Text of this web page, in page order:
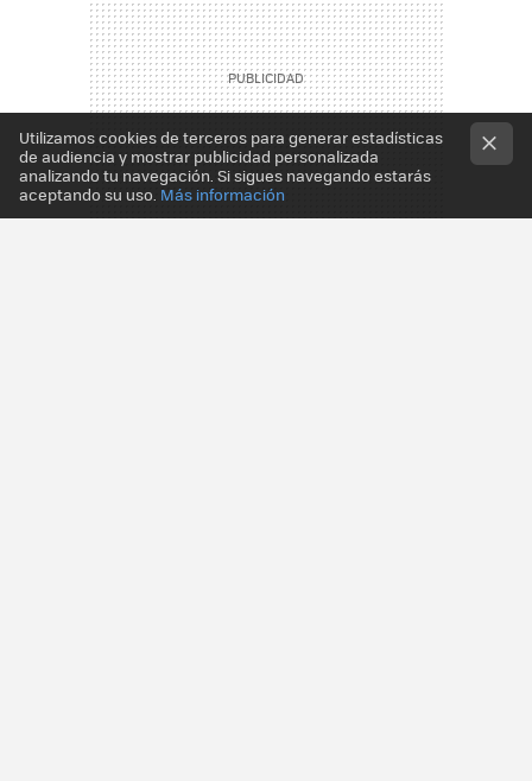
Utilizamos cookies de terceros para generar estadísticas
de audiencia y mostrar publicidad personalizada
analizando tu navegación. Si sigues navegando estarás
aceptando su uso. Más información